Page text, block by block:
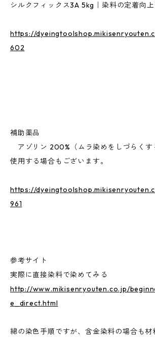
シルクフィックス3A 5kg｜染料の定着向
https://
602
補助薬品
アゾリン 200%（ムラ染めをしづらくす
使用する場合もございます。
https://
961
参考サイト
実際に直接染料で染めてみる
http://www.mikisenryouten.co.jp/
e_direct.html
綿の染色手順ですが、含金染料の場合も